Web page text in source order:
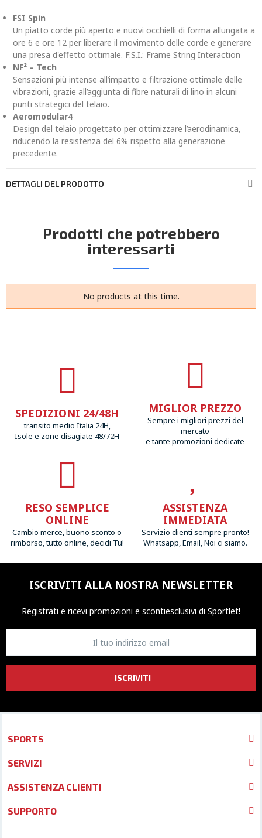
FSI Spin
Un piatto corde più aperto e nuovi occhielli di forma allungata a
ore 6 e ore 12 per liberare il movimento delle corde e generare
una presa d'effetto ottimale. F.S.I.: Frame String Interaction
NF² – Tech
Sensazioni più intense all’impatto e filtrazione ottimale delle
vibrazioni, grazie all’aggiunta di fibre naturali di lino in alcuni
punti strategici del telaio.
Aeromodular4
Design del telaio progettato per ottimizzare l’aerodinamica,
riducendo la resistenza del 6% rispetto alla generazione
precedente.
DETTAGLI DEL PRODOTTO
Prodotti che potrebbero
interessarti
No products at this time.
SPEDIZIONI 24/48H
transito medio Italia 24H,
Isole e zone disagiate 48/72H
MIGLIOR PREZZO
Sempre i migliori prezzi del
mercato
e tante promozioni dedicate
RESO SEMPLICE
ONLINE
Cambio merce, buono sconto o
rimborso, tutto online, decidi Tu!
ASSISTENZA
IMMEDIATA
Servizio clienti sempre pronto!
Whatsapp, Email, Noi ci siamo.
ISCRIVITI ALLA NOSTRA NEWSLETTER
Registrati e ricevi promozioni e scontiesclusivi di Sportlet!
ISCRIVITI
SPORTS
SERVIZI
ASSISTENZA CLIENTI
SUPPORTO